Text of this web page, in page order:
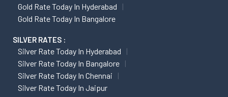
Gold Rate Today In Hyderabad
Gold Rate Today In Bangalore
SILVER RATES :
Silver Rate Today In Hyderabad
Silver Rate Today In Bangalore
Silver Rate Today In Chennai
Silver Rate Today In Jaipur